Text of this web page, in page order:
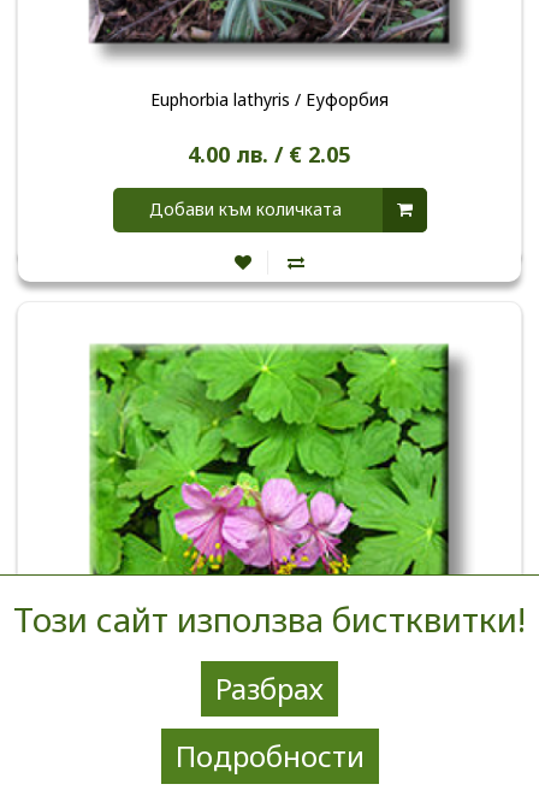
Този сайт използва бистквитки!
Разбрах
Подробности
Euphorbia lathyris / Еуфорбия
4.00 лв. / € 2.05
Добави към количката
Geranium macrorrhizum / Здравец